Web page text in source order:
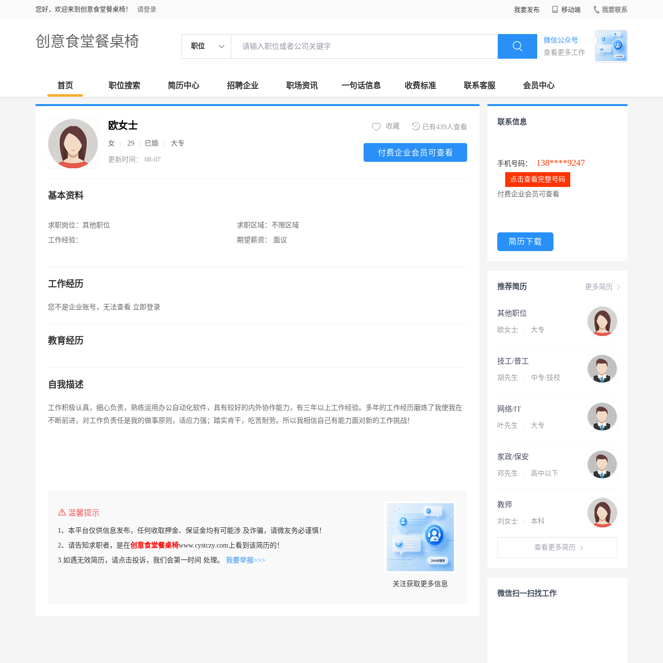
您好，欢迎来到创意食堂餐桌椅！ 请登录 我要发布 移动端 我要联系
创意食堂餐桌椅 职位
微信公众号
查看更多工作
首页 职位搜索 简历中心 招聘企业 职场资讯 一句话信息 收费标准 联系客服 会员中心
欧女士
女 29 已婚 大专
更新时间： 08-07
已有439人查看
收藏
付费企业会员可查看
基本资料
求职岗位： 其他职位
工作经验：
求职区域： 不限区域
期望薪资：
面议
工作经历
您不是企业账号，无法查看 立即登录
教育经历
自我描述
工作积极认真，细心负责，熟练运用办公自动化软件，具有较好的内外协作能力，有三年以上工作经验。多年的工作经历磨炼了我使我在
不断前进，对工作负责任是我的做事原则，适应力强；踏实肯干，吃苦耐劳。所以我相信自己有能力面对新的工作挑战！
温馨提示
1、本平台仅供信息发布，任何收取押金、保证金均有可能涉 及诈骗，请微友务必谨慎！
2、请告知求职者，是在创意食堂餐桌椅www.cystczy.com上看到该简历的！
3.如遇无效简历，请点击投诉，我们会第一时间 处理。 我要举报>>>
关注获取更多信息
联系信息
手机号码： 138****9247
点击查看完整号码
付费企业会员可查看
简历下载
更多简历
推荐简历
其他职位
欧女士 · 大专
技工/普工
胡先生 · 中专/技校
网络/IT
叶先生 · 大专
家政/保安
邓先生 · 高中以下
教师
刘女士 · 本科
查看更多简历
微信扫一扫找工作